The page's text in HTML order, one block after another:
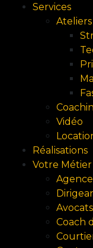
Services
Ateliers
Vidéo
Réalisations
Votre Métier
Avocats
Coach